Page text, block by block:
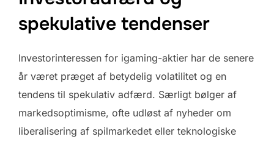
spekulative tendenser
Investorinteressen for igaming-aktier har de senere
år været præget af betydelig volatilitet og en
tendens til spekulativ adfærd. Særligt bølger af
markedsoptimisme, ofte udløst af nyheder om
liberalisering af spilmarkedet eller teknologiske